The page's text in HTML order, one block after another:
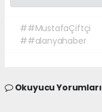
##MustafaÇiftçi
##alanyahaber
Okuyucu Yorumları